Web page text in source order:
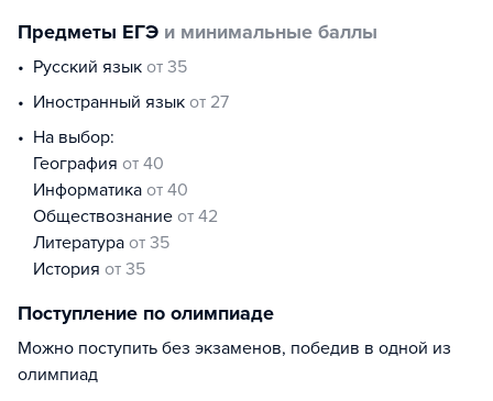
Предметы ЕГЭ и минимальные баллы
русский язык от 35
иностранный язык от 27
На выбор:
география от 40
информатика от 40
обществознание от 42
литература от 35
история от 35
Поступление по олимпиаде
Можно поступить без экзаменов, победив в одной из
олимпиад